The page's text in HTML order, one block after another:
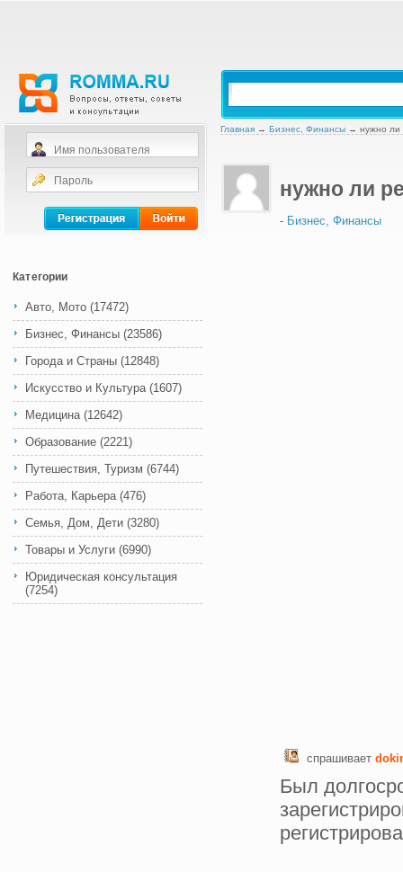
Категории
Авто, Мото (17472)
Бизнес, Финансы (23586)
Города и Страны (12848)
Искусство и Культура (1607)
Медицина (12642)
Образование (2221)
Путешествия, Туризм (6744)
Работа, Карьера (476)
Семья, Дом, Дети (3280)
Товары и Услуги (6990)
Юридическая консультация
(7254)
Главная → Бизнес, Финансы → нужно ли
нужно ли
- Бизнес, Финансы
спрашивает
Был